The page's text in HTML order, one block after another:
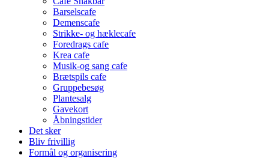
Barselscafe
Demenscafe
Strikke- og hæklecafe
Foredrags cafe
Krea cafe
Musik-og sang cafe
Brætspils cafe
Gruppebesøg
Plantesalg
Gavekort
Åbningstider
Det sker
Bliv frivillig
Formål og organisering